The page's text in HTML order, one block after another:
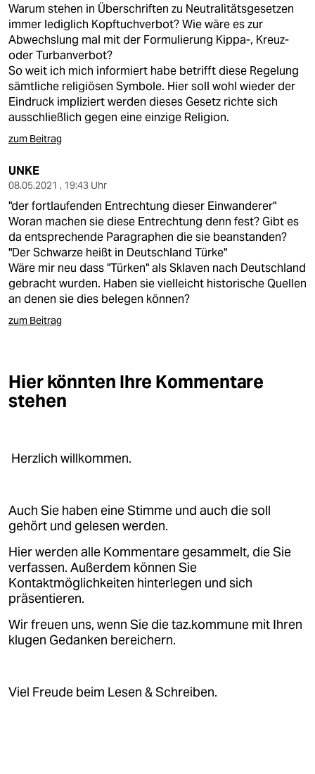
Warum stehen in Überschriften zu Neutralitätsgesetzen
immer lediglich Kopftuchverbot? Wie wäre es zur
Abwechslung mal mit der Formulierung Kippa-, Kreuz-
oder Turbanverbot?
So weit ich mich informiert habe betrifft diese Regelung
sämtliche religiösen Symbole. Hier soll wohl wieder der
Eindruck impliziert werden dieses Gesetz richte sich
ausschließlich gegen eine einzige Religion.
zum Beitrag
UNKE
08.05.2021 , 19:43 Uhr
"der fortlaufenden Entrechtung dieser Einwanderer"
Woran machen sie diese Entrechtung denn fest? Gibt es
da entsprechende Paragraphen die sie beanstanden?
"Der Schwarze heißt in Deutschland Türke"
Wäre mir neu dass "Türken" als Sklaven nach Deutschland
gebracht wurden. Haben sie vielleicht historische Quellen
an denen sie dies belegen können?
zum Beitrag
Hier könnten Ihre Kommentare
stehen
Herzlich willkommen.
Auch Sie haben eine Stimme und auch die soll
gehört und gelesen werden.
Hier werden alle Kommentare gesammelt, die Sie
verfassen. Außerdem können Sie
Kontaktmöglichkeiten hinterlegen und sich
präsentieren.
Wir freuen uns, wenn Sie die taz.kommune mit Ihren
klugen Gedanken bereichern.
Viel Freude beim Lesen & Schreiben.